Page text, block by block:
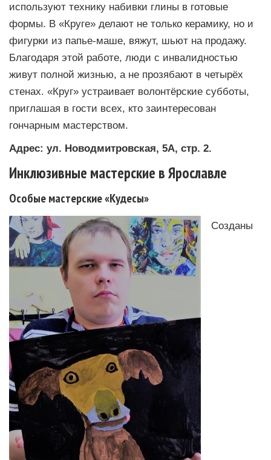
используют технику набивки глины в готовые
формы. В «Круге» делают не только керамику, но и
фигурки из папье-маше, вяжут, шьют на продажу.
Благодаря этой работе, люди с инвалидностью
живут полной жизнью, а не прозябают в четырёх
стенах. «Круг» устраивает волонтёрские субботы,
приглашая в гости всех, кто заинтересован
гончарным мастерством.
Адрес: ул. Новодмитровская, 5А, стр. 2.
Инклюзивные мастерские в Ярославле
Особые мастерские «Кудесы»
Созданы